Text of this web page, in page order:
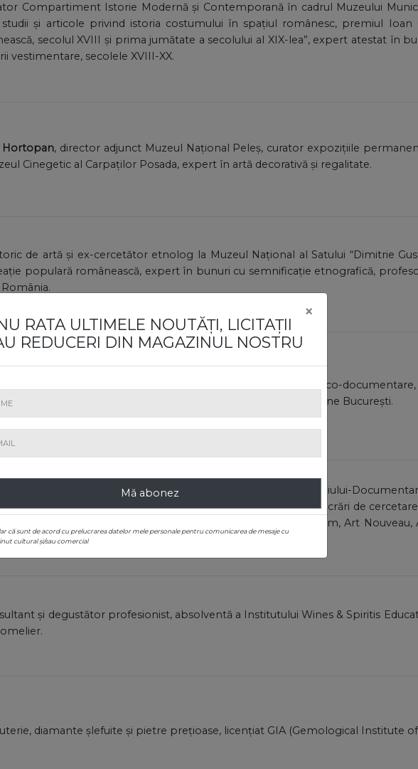
Compartiment Istorie Modernă și Contemporană în cadrul Muzeului
și articole privind istoria costumului în spațiul românesc, premiul Ioan
secolul XVIII și prima jumătate a secolului al XIX-lea”, expert atestat în
vestimentare, secolele XVIII-XX.
Hortopan, director adjunct Muzeul Național Peleș, curator expozițiile
Cinegetic al Carpaților Posada, expert în artă decorativă și regalitate.
de artă și ex-cercetător etnolog la Muzeul Național al Satului “Dimitrie
populară românească, expert în bunuri cu semnificație etnografică,
atestat de Ministerul Culturii în Bunuri arheologice și istorico-
cercetător științific la Institutul de Studii Sud-Est Europene București.
la Muzeul Național Peleș, șef secție Evidența Patrimoniului-
temporare de artă decorative și regalitate, a realizat lucrări de
Național Peleș, expert în artă decorativă sec. XIX-XX, Istorism, Art
și degustător profesionist, absolventă a Institutului Wines & Spiritis
diamante șlefuite și pietre prețioase, licențiat GIA (Gemological Institute of
RATA ULTIMELE NOUTĂȚI, LICITAȚII
REDUCERI DIN MAGAZINUL NOSTRU
×
Mă abonez
că sunt de acord cu prelucrarea datelor mele personale pentru comunicarea de mesaje cu
cultural și/sau comercial